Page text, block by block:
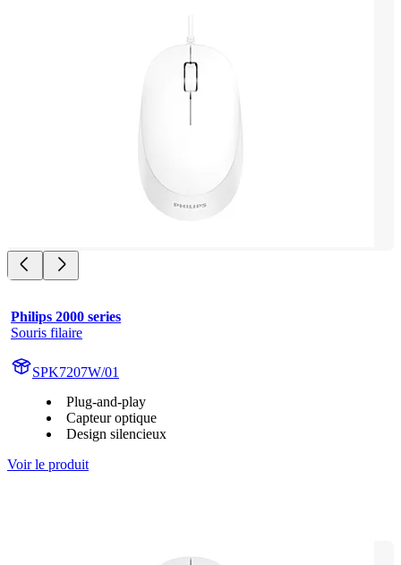
Philips 2000 series
Souris filaire
SPK7207W/01
Plug-and-play
Capteur optique
Design silencieux
Voir le produit